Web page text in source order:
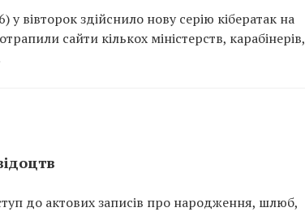
вівторок здійснило нову серію кібератак на
сайти кількох міністерств, карабінерів,
до актових записів про народження, шлюб,